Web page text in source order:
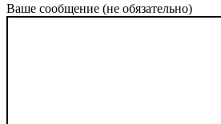
Ваше сообщение (не обязательно)